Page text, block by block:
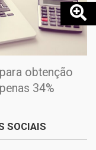
obtenção
34%
SOCIAIS